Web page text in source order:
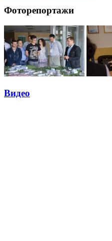
Фоторепортажи
Видео